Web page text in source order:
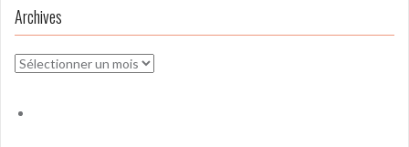
Archives
Archives